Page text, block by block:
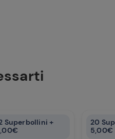
Superbollini +
20
5,00€